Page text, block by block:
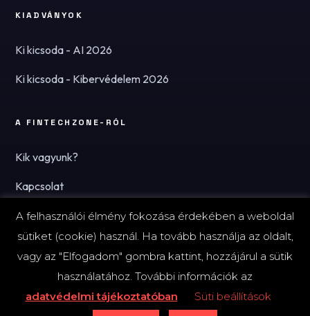
KIADVÁNYOK
Ki kicsoda - AI 2026
Ki kicsoda - Kibervédelem 2026
A FINTECHZONE-RÓL
Kik vagyunk?
Kapcsolat
Hírlevél
© 2026 FinTechZone.hu - A FinTech Group Kft.
Adatvédelmi tájékoztató (PDF)Süti-beállítások
A felhasználói élmény fokozása érdekében a weboldal
sütiket (cookie) használ. Ha tovább használja az oldalt,
vagy az "Elfogadom" gombra kattint, hozzájárul a sütik
használatához. További információk az
adatvédelmi tájékoztatóban
Süti beállítások